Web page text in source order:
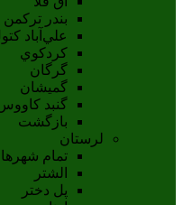
بندر ترکمن
علي‌آباد کتول
کردکوي
گرگان
گميشان
گنبد کاووس
بازگشت
لرستان
تمام شهر‌ها
الشتر
پل دختر